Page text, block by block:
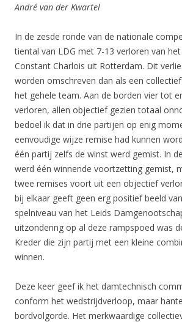
André van der Kwartel
In de zesde ronde van de nationale
tiental van LDG met 7-13 verloren van
Constant Charlois uit Rotterdam. Dit
worden omschreven dan als een
het gehele team. Aan de borden vier tot
verloren, allen objectief gezien totaal
bedoel ik dat in drie partijen op enig
eenvoudige wijze remise had kunnen
één partij zelfs de winst werd gemist. In
werd één winnende voortzetting gemist,
twee remises voort uit een objectief
bij elkaar geeft geen erg positief beeld
spelniveau van het Leids
uitzondering op al deze rampspoed was
Kreder die zijn partij met een kleine
winnen.
Deze keer geef ik het damtechnisch
conform het wedstrijdverloop, maar
bordvolgorde. Het merkwaardige